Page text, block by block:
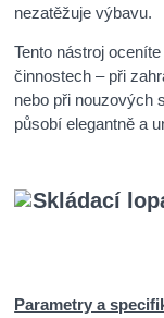
nezatěžuje výbavu.
Tento nástroj
činnostech – při
nebo při nouzových
působí elegantně a
Parametry a